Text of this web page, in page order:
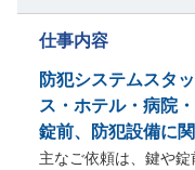
仕事内容
防犯システムスタ
ス・ホテル・病院
錠前、防犯設備に
主なご依頼は、鍵や錠